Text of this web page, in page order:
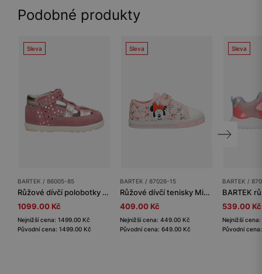
Podobné produkty
Sleva
BARTEK / 86005-85
Růžové dívčí polobotky s lesklými srdíčky BARTEK 86005-85
1099.00 Kč
Nejnižší cena: 1499.00 Kč
Původní cena: 1499.00 Kč
Sleva
BARTEK / 87026-15
Růžové dívčí tenisky Minnie Mouse BARTEK 87026-15
409.00 Kč
Nejnižší cena: 449.00 Kč
Původní cena: 649.00 Kč
Sleva
BARTEK /
539.00 Kč
Nejnižší
Původní